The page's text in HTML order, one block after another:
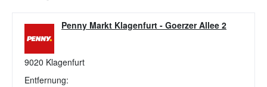
Penny Markt Klagenfurt - Goerzer Allee 2
9020 Klagenfurt
Entfernung: